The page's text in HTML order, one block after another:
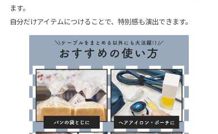
ます。
自分だけアイテムにつけることで、特別感も演出できます。